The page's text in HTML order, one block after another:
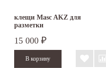
клещи Masc AKZ для
разметки
15 000 ₽